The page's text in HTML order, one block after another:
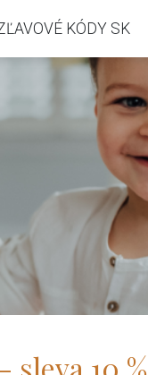
KÓDY SK